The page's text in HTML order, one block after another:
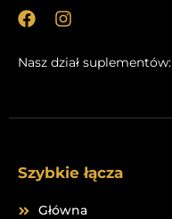
Szybkie łącza
Główna
F
c
e
o
I
s
t
r
m
Nasz dział suplementów: